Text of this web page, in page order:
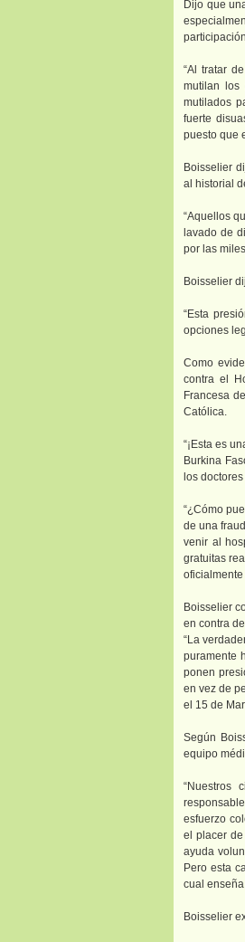
Dijo que
“Al tratar
mutilan los
mutilados
fuerte
puesto que
Boisselier
al historial
“Aquellos
lavado de
por las
Boisselier
“Esta
opciones
Como
contra el
Francesa
Católica.
“¡Esta es
Burkina
los
“¿Cómo
de una
venir al
gratuitas
oficialmente
Boisselier
en contra
“La
puramente
ponen
en vez de
el 15 de
Según
equipo
“Nuestros
esfuerzo
el placer
ayuda
Pero esta
cual
Boisselier